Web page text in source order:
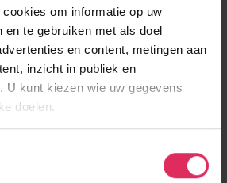
om informatie op uw
en te gebruiken met als doel
en content, metingen aan
inzicht in publiek en
U kunt kiezen wie uw gegevens
doelen.
over uw geografische
centrum van Bad Gastein!
0m tot centrum
600m tot piste
logies & ontbijt